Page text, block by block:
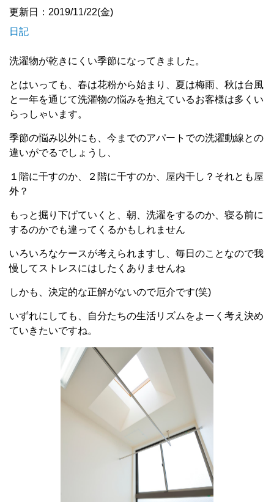
更新日：2019/11/22(金)
日記
洗濯物が乾きにくい季節になってきました。
とはいっても、春は花粉から始まり、夏は梅雨、秋は台風
と一年を通じて洗濯物の悩みを抱えているお客様は多くい
らっしゃいます。
季節の悩み以外にも、今までのアパートでの洗濯動線との
違いがでるでしょうし、
１階に干すのか、２階に干すのか、屋内干し？それとも屋
外？
もっと掘り下げていくと、朝、洗濯をするのか、寝る前に
するのかでも違ってくるかもしれません
いろいろなケースが考えられますし、毎日のことなので我
慢してストレスにはしたくありませんね
しかも、決定的な正解がないので厄介です(笑)
いずれにしても、自分たちの生活リズムをよーく考え決め
ていきたいですね。